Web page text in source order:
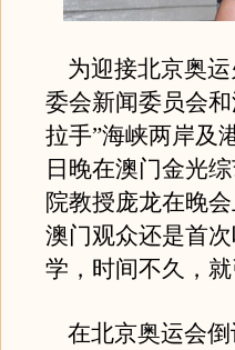
为迎接北京奥运
委会新闻委员会
拉手”海峡两岸及
日晚在澳门金光
院教授庞龙在晚
澳门观众还是首
学，时间不久，就
在北京奥运会倒